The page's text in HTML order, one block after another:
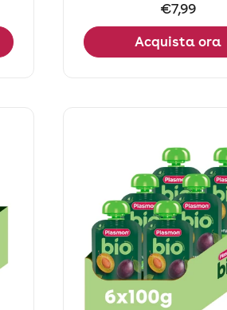
Prezzo:
€7,99
Acquista ora